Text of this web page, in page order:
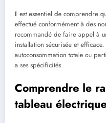
Il est essentiel de comprendre
effectué conformément à des
recommandé de faire appel à
installation sécurisée et
autoconsommation totale ou
a ses spécificités.
Comprendre le
tableau